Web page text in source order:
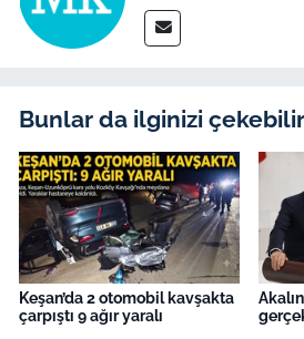
Bunlar da ilginizi çekebilir
Keşan’da 2 otomobil kavşakta
çarpıştı 9 ağır yaralı